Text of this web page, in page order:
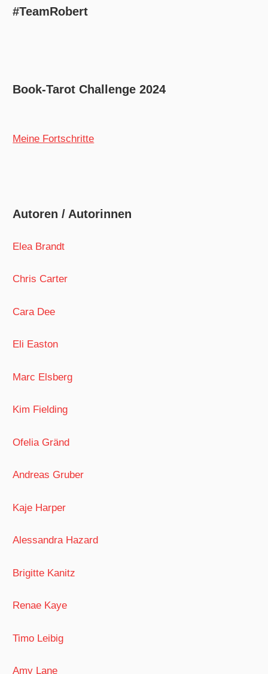
#TeamRobert
Book-Tarot Challenge 2024
Meine Fortschritte
Autoren / Autorinnen
Elea Brandt
Chris Carter
Cara Dee
Eli Easton
Marc Elsberg
Kim Fielding
Ofelia Gränd
Andreas Gruber
Kaje Harper
Alessandra Hazard
Brigitte Kanitz
Renae Kaye
Timo Leibig
Amy Lane